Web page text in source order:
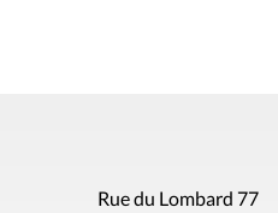
Rue du Lombard 77